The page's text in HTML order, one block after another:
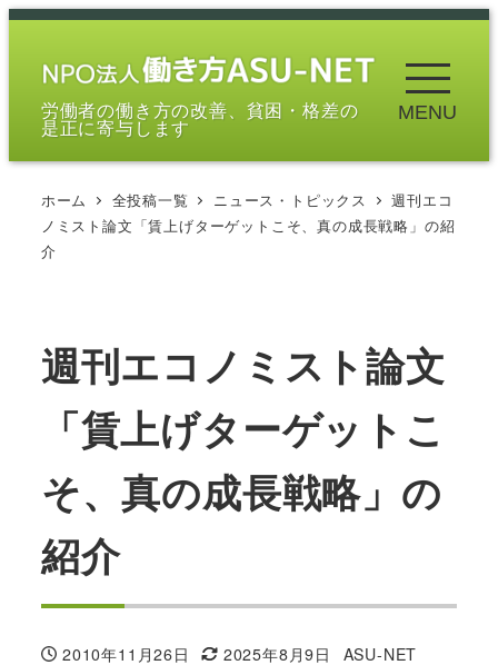
メ
労働者の働き方の改善、貧困・格差の
是正に寄与します
MENU
ホーム 全投稿一覧 ニュース・トピックス
週刊エコ
ノミスト論文「賃上げターゲットこそ、真の成長戦略」の紹
介
週刊エコノミスト論文
「賃上げターゲットこ
そ、真の成長戦略」の
紹介
2010年11月26日 2025年8月9日
ASU-NET